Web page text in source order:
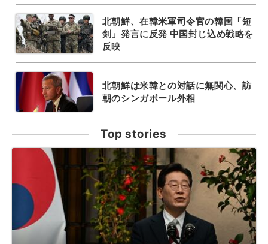
北朝鮮、在韓米軍司令官の韓国「短
剣」発言に反発 中国封じ込め戦略を
反映
北朝鮮は米韓との対話に無関心、訪
朝のシンガポール外相
Top stories